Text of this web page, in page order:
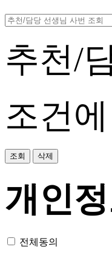
추천/
조건
조회 삭제
개인
전체동의